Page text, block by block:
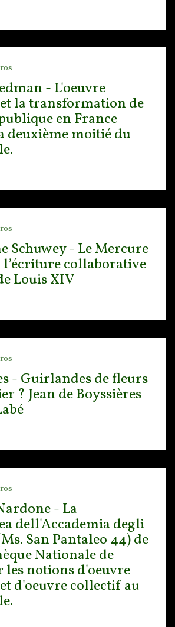
- L'oeuvre
la transformation de
en France
deuxième moitié du
Schuwey - Le Mercure
collaborative
Louis XIV
- Guirlandes de fleurs
? Jean de Boyssières
- La
dell'Accademia degli
San Pantaleo 44) de
Nationale de
les notions d'oeuvre
d'oeuvre collectif au